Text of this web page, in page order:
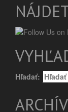
Hľadať:
ARCHÍV